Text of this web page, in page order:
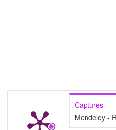
Captures
Mendeley -